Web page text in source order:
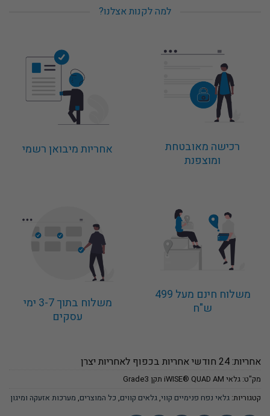
למה לקנות אצלנו?
רכישה מאובטחת
ומוצפנת
אחריות מיבואן רשמי
משלוח חינם מעל 499
ש"ח
משלוח בתוך 3-7 ימי
עסקים
אחריות: 24 חודשי אחריות בכפוף לאחריות יצרן
מק"ט: גלאי iWISE® QUAD AM תקן Grade3
קטגוריות: גלאי נפח פנימיים קווי,גלאים קווים, כל המוצרים, מערכות אזעקה ומיגון